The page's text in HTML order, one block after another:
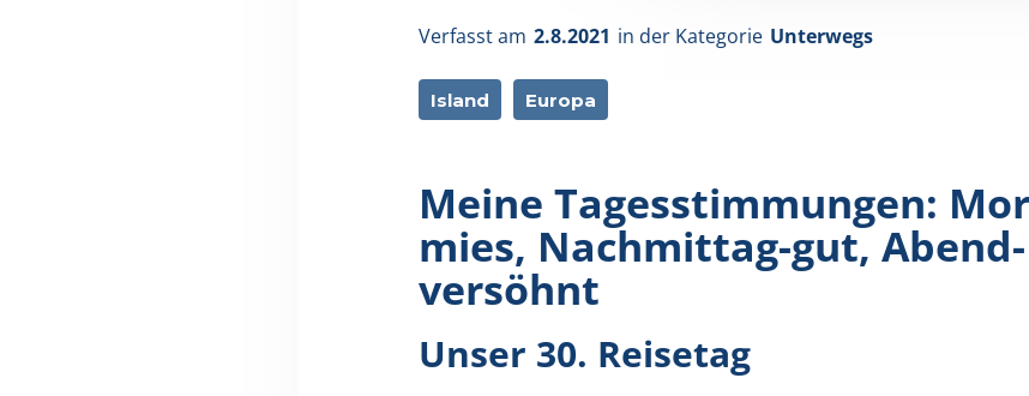
Verfasst am 2.8.2021 in der Kategorie Unterwegs
Island Europa
Meine Tagesstimmungen:
mies, Nachmittag-gut, Abend-
versöhnt
Unser 30. Reisetag